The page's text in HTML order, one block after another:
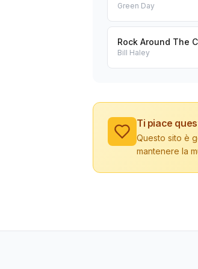
Green Day
Rock Around The
Bill Haley
Ti piace
Questo sito è
mantenere la